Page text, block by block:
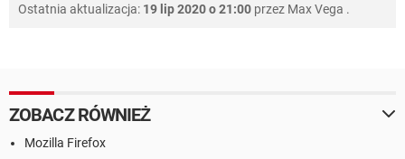
Ostatnia aktualizacja: 19 lip 2020 o 21:00 przez Max Vega .
ZOBACZ RÓWNIEŻ
Mozilla Firefox